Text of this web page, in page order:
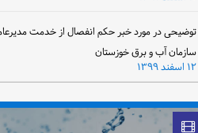
توضیحی در مورد خبر حکم انفصال از خدمت
سازمان آب و برق خوزستان
۱۲ اسفند ۱۳۹۹